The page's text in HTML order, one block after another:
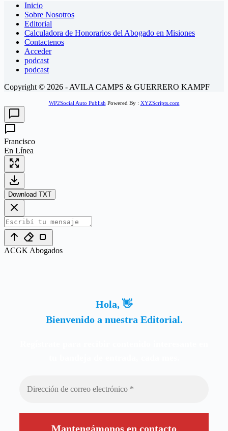
Inicio
Sobre Nosotros
Editorial
Calculadora de Honorarios del Abogado en Misiones
Contactenos
Acceder
podcast
podcast
Copyright © 2026 - AVILA CAMPS & GUERRERO KAMPF
WP2Social Auto Publish Powered By : XYZScripts.com
Francisco
En Línea
Download TXT
ACGK Abogados
Hola, 👋
Bienvenido a nuestra Editorial.